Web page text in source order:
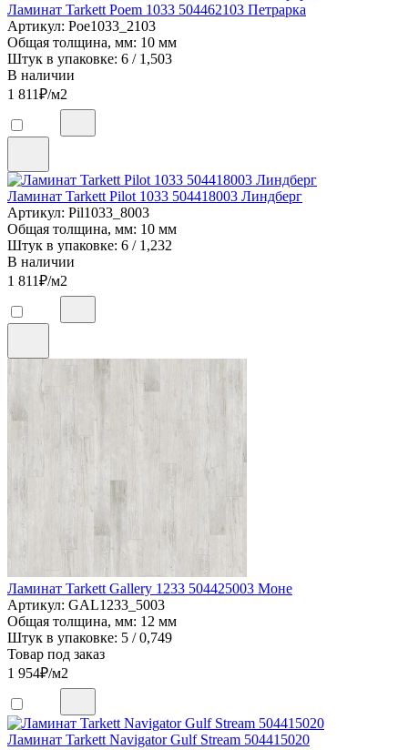
Ламинат Tarkett Poem 1033 504462103 Петрарка
Артикул: Poe1033_2103
Общая толщина, мм: 10 мм
Штук в упаковке: 6 / 1,503
В наличии
1 811₽/м2
Ламинат Tarkett Pilot 1033 504418003 Линдберг
Артикул: Pil1033_8003
Общая толщина, мм: 10 мм
Штук в упаковке: 6 / 1,232
В наличии
1 811₽/м2
Ламинат Tarkett Gallery 1233 504425003 Моне
Артикул: GAL1233_5003
Общая толщина, мм: 12 мм
Штук в упаковке: 5 / 0,749
Товар под заказ
1 954₽/м2
Ламинат Tarkett Navigator Gulf Stream 504415020